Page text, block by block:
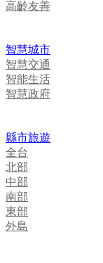
高齡友善
智慧城市
智慧交通
智能生活
智慧政府
縣市旅遊
全台
北部
中部
南部
東部
外島